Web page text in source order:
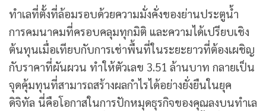
ทำเลที่ตั้งที่ล้อมรอบด้วยความมั่งคั่งของย่านประตูน้ำ
การคมนาคมที่ครอบคลุมทุกมิติ และความได้เปรียบเชิง
ต้นทุนเมื่อเทียบกับการเช่าพื้นที่ในระยะยาวที่ต้องเผชิญ
กับราคาที่ผันผวน ทำให้ตัวเลข 3.51 ล้านบาท กลายเป็น
จุดคุ้มทุนที่สามารถสร้างผลกำไรได้อย่างยั่งยืนในยุค
ดิจิทัล นี่คือโอกาสในการปักหมุดธุรกิจของคุณลงบนทำเล